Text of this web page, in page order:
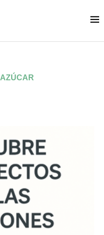
AZÚCAR